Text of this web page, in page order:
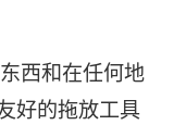
西和在任何地
好的拖放工具